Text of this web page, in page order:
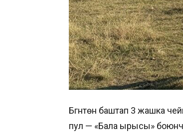
Бүгүнтөн баштап 3 жашка
пул — «Бала ырысы»